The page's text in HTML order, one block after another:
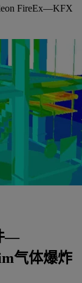
FireEx—KFX
—
气体爆炸